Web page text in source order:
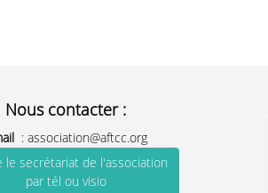
Nous contacter :
: association@aftcc.org
le secrétariat de l'association
par tél ou visio